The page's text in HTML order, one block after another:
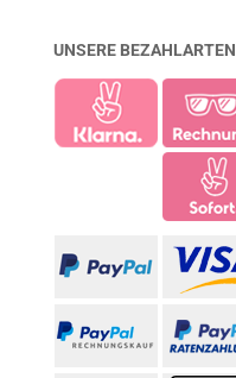
UNSERE BEZAHLARTEN